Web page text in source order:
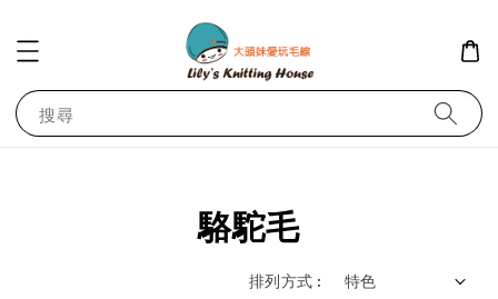
搜尋
駱駝毛
排列方式 :